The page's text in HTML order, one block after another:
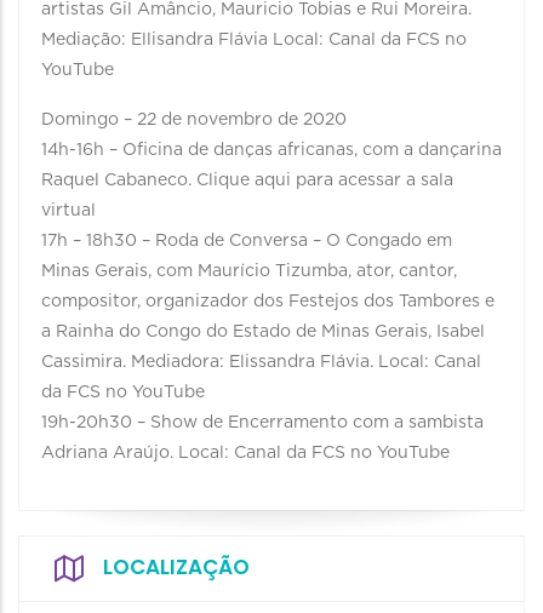
artistas Gil Amâncio, Mauricio Tobias e Rui Moreira.
Mediação: Ellisandra Flávia Local: Canal da FCS no
YouTube
Domingo – 22 de novembro de 2020
14h-16h – Oficina de danças africanas, com a dançarina
Raquel Cabaneco. Clique aqui para acessar a sala
virtual
17h – 18h30 – Roda de Conversa – O Congado em
Minas Gerais, com Maurício Tizumba, ator, cantor,
compositor, organizador dos Festejos dos Tambores e
a Rainha do Congo do Estado de Minas Gerais, Isabel
Cassimira. Mediadora: Elissandra Flávia. Local: Canal
da FCS no YouTube
19h-20h30 – Show de Encerramento com a sambista
Adriana Araújo. Local: Canal da FCS no YouTube
LOCALIZAÇÃO